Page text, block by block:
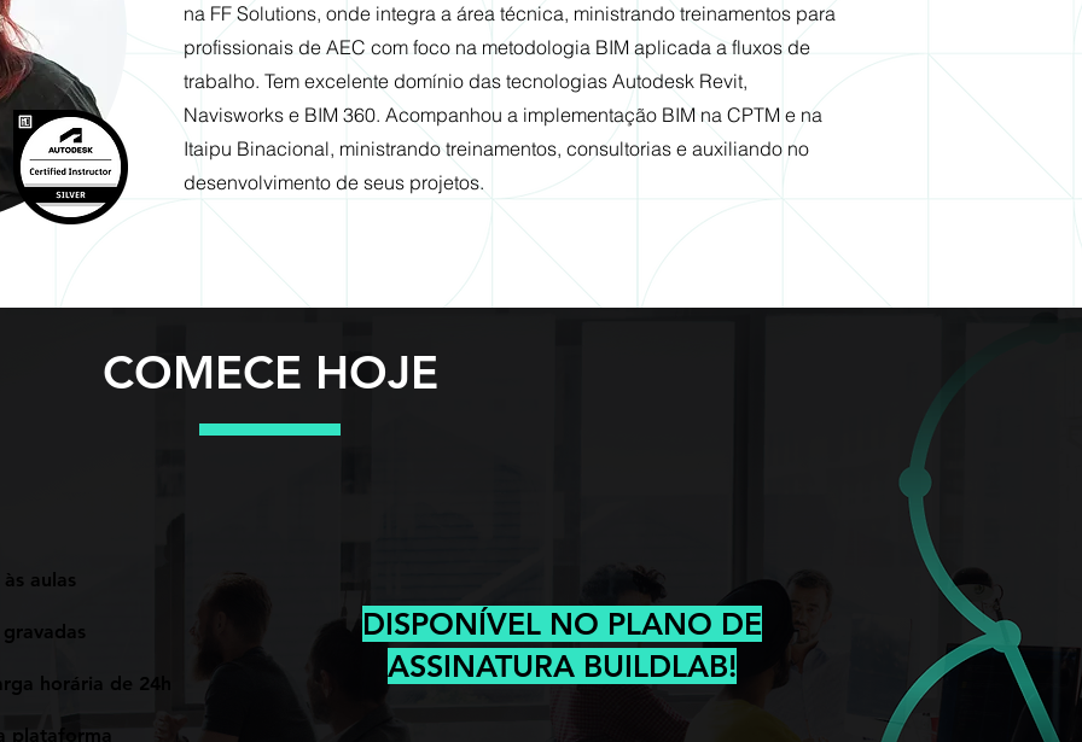
na FF Solutions, onde integra a área técnica, ministrando treinamentos para
profissionais de AEC com foco na metodologia BIM aplicada a fluxos de
trabalho. Tem excelente domínio das tecnologias Autodesk Revit,
Navisworks e BIM 360. Acompanhou a implementação BIM na CPTM e na
Itaipu Binacional, ministrando treinamentos, consultorias e auxiliando no
desenvolvimento de seus projetos.
COMECE HOJE
aulas
horária de 24h
plataforma
DISPONÍVEL NO PLANO DE
ASSINATURA BUILDLAB!